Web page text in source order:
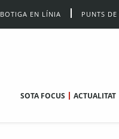
BOTIGA EN LÍNIA PUNTS
SOTA FOCUS ACTUALITAT